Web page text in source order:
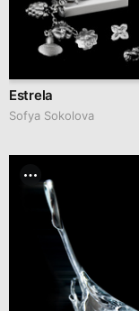
Estrela
Sofya Sokolova